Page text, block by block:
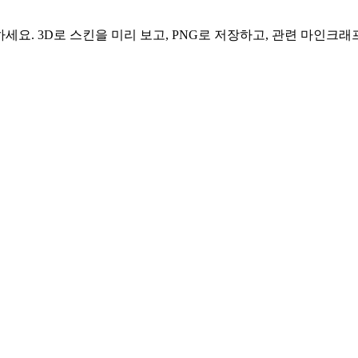
요. 3D로 스킨을 미리 보고, PNG로 저장하고, 관련 마인크래